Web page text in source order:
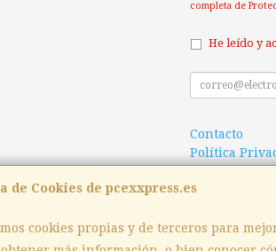
de Cookies de pcexxpress.es
cookies propias y de terceros para
completa de
He leído y
Contacto
Política